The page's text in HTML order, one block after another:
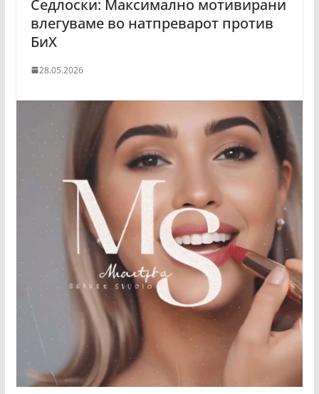
Седлоски: Максимално мотивирани
влегуваме во натпреварот против
БиХ
28.05.2026